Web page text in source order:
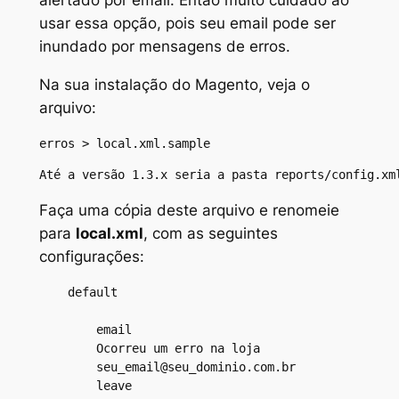
usar essa opção, pois seu email pode ser
inundado por mensagens de erros.
Na sua instalação do Magento, veja o
arquivo:
erros > local.xml.sample
Até a versão 1.3.x seria a pasta reports/
Faça uma cópia deste arquivo e renomeie
para local.xml, com as seguintes
configurações:
    default
        email
        Ocorreu um erro na loja
        seu_email@seu_dominio.com.br
        leave